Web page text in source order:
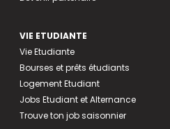
VIE ETUDIANTE
Vie Etudiante
Bourses et prêts étudiants
Logement Etudiant
Jobs Etudiant et Alternance
Trouve ton job saisonnier